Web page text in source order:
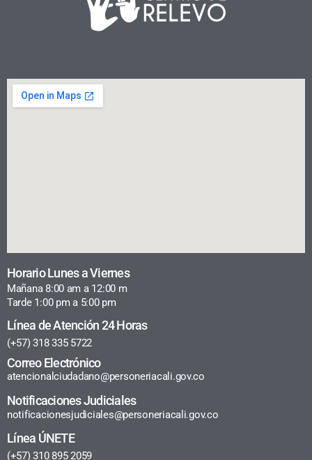
Horario Lunes a Viernes
Mañana 8:00 am a 12:00 m
Tarde 1:00 pm a 5:00 pm
Línea de Atención 24 Horas
(+57) 318 335 5722
Correo Electrónico
atencionalciudadano@personeriacali.gov.co
Notificaciones Judiciales
notificacionesjudiciales@personeriacali.gov.co
Línea ÚNETE
(+57) 310 895 2059